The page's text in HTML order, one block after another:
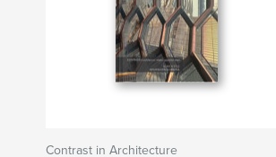
Contrast in Architecture